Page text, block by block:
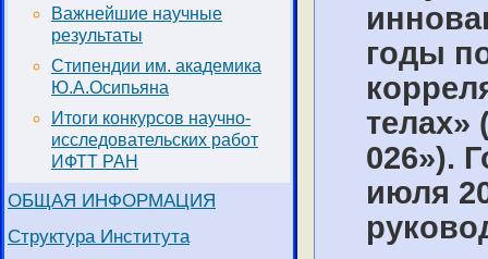
Важнейшие научные
результаты
Стипендии им. академика
Ю.А.Осипьяна
Итоги конкурсов научно-
исследовательских работ
ИФТТ РАН
ОБЩАЯ ИНФОРМАЦИЯ
Структура Института
годы
телах»
026»).
июля